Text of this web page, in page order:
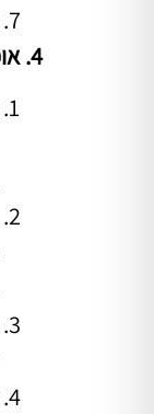
4. אופן ביצוע התשלום עבור ההזמנה